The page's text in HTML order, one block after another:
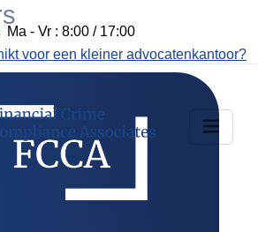
Ma - Vr : 8:00 / 17:00
voor een kleiner advocatenkantoor?